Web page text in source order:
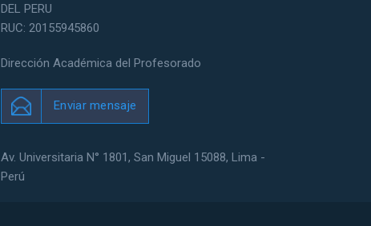
DEL PERU
RUC: 20155945860
Dirección Académica del Profesorado
Enviar mensaje
Av. Universitaria N° 1801, San Miguel 15088, Lima -
Perú